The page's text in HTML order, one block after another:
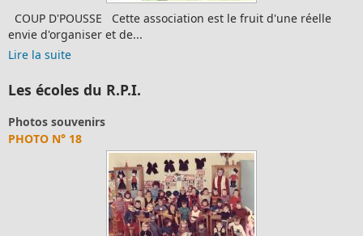
Cette association est le fruit d'une réelle
et de...
Les écoles du R.P.I.
18